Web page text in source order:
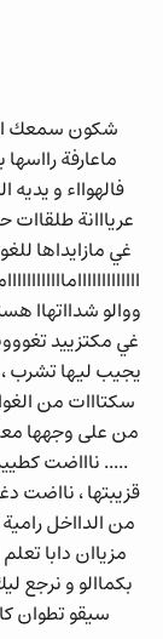
شكون سمعك
ماعارفة
فالهوااء و
عريااانة
غي مازايداها
ووالو شدااتهاا
غي مكتزييد
يجيب ليها تشرب
سكتااات من
من على وجهها
..... ناااضت
قزيبتها ، نااضت
من الدااخل
مزياان دابا
بكماالو و نرجع
سيقو تطوان